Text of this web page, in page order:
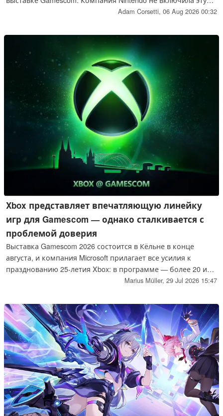
игру для Switch 2 в список демо-версий, доступных на
выпуска — 2026 год — поклонники с нетерпением ждут
появления видеороликов с игровым процессом и начала
приема предзаказов.
Adam Corsetti, 06 Aug 2026 00:32
Xbox представляет впечатляющую линейку
игр для Gamescom — однако сталкивается с
проблемой доверия
Выставка Gamescom 2026 состоится в Кёльне в конце
августа, и компания Microsoft прилагает все усилия к
празднованию 25-летия Xbox: в программе — более 20 игр,
140 игровых станций и несколько игровых демоверсий
Modern Warfare 4». Однако на Reddit настроение по-
прежнему остается на удивление сдержанным.
Marius Müller, 29 Jul 2026 15:47